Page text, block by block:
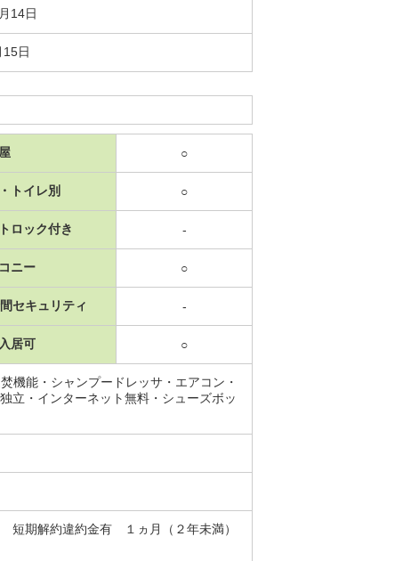
14日
日
○
トイレ別 ○
ロック付き -
ニー ○
セキュリティ -
居可 ○
機能・シャンプードレッサ・エアコン・
立・インターネット無料・シューズボッ
期解約違約金有 １ヵ月（２年未満）